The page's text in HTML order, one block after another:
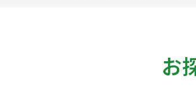
お